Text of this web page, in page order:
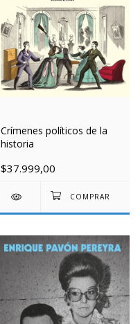
Crímenes políticos de la
historia
$37.999,00